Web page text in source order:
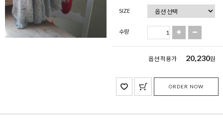
SIZE
수량
옵션 적용가 20,230원
ORDER NOW